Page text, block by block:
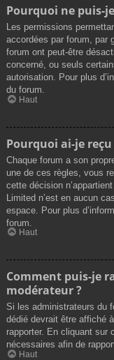
Pourquoi ne puis-
Les permissions
accordées par forum, par
forum ont peut-être
concerné, ou seuls
autorisation. Pour plus
du forum.
Haut
Pourquoi ai-je
Chaque forum a son
une de ces règles, vous
cette décision
Limited n’est en aucun
espace. Pour plus
forum.
Haut
Comment puis-je
modérateur ?
Si les administrateurs du
dédié devrait être affiché
rapporter. En cliquant sur
nécessaires afin de
Haut